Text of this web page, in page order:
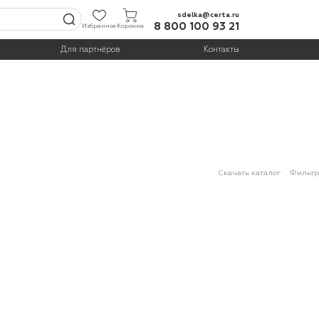
ИзбранноеКорзина
sdelka@certa.ru
8 800 100 93 21
Для партнёров Контакты
Скачать каталог Фильтр